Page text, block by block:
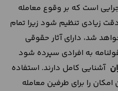
است که بر وقوع معامله
زیادی تنظیم شود زیرا تمام
شد، دارای آثار حقوقی
به افرادی سپرده شود
آشنایی کامل دارند. استفاده
امکان را برای طرفین معامله